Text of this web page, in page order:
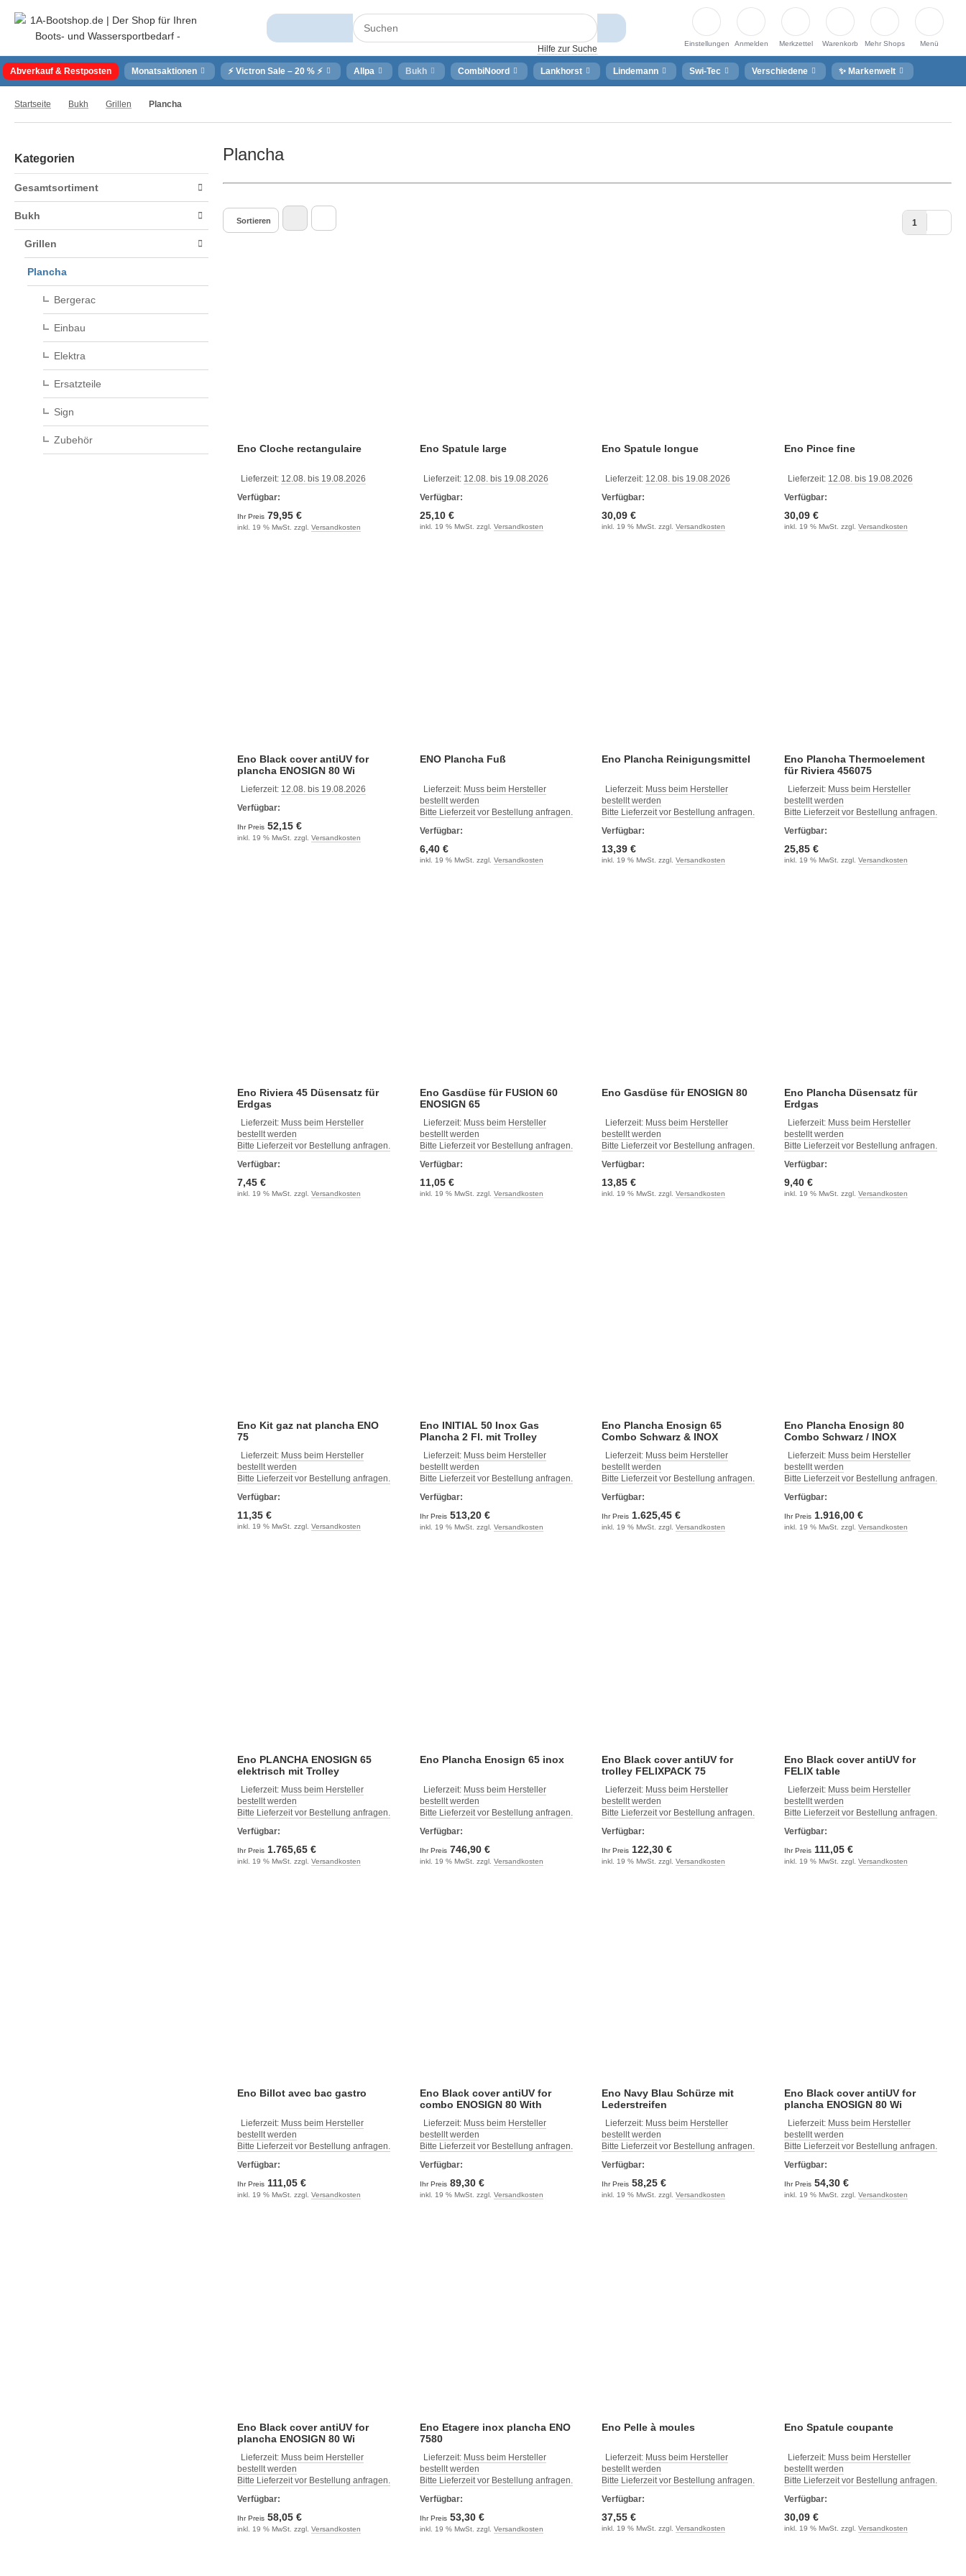
Hilfe zur Suche Einstellungen Anmelden Merkzettel Warenkorb Mehr Shops Menü
Abverkauf & Restposten Monatsaktionen ⚡ Victron Sale – 20 % ⚡ Allpa Bukh CombiNoord Lankhorst Lindemann Swi-Tec Verschiedene ✨ Markenwelt
Startseite Bukh Grillen Plancha
Kategorien
Gesamtsortiment
Bukh
Grillen
Plancha
Bergerac
Einbau
Elektra
Ersatzteile
Sign
Zubehör
Plancha
Sortieren 1
Eno Cloche rectangulaire
Lieferzeit: 12.08. bis 19.08.2026
Verfügbar:
Ihr Preis 79,95 €
inkl. 19 % MwSt. zzgl. Versandkosten
Eno Spatule large
Lieferzeit: 12.08. bis 19.08.2026
Verfügbar:
25,10 €
inkl. 19 % MwSt. zzgl. Versandkosten
Eno Spatule longue
Lieferzeit: 12.08. bis 19.08.2026
Verfügbar:
30,09 €
inkl. 19 % MwSt. zzgl. Versandkosten
Eno Pince fine
Lieferzeit: 12.08. bis 19.08.2026
Verfügbar:
30,09 €
inkl. 19 % MwSt. zzgl. Versandkosten
Eno Black cover antiUV for
plancha ENOSIGN 80 Wi
Lieferzeit: 12.08. bis 19.08.2026
Verfügbar:
Ihr Preis 52,15 €
inkl. 19 % MwSt. zzgl. Versandkosten
ENO Plancha Fuß
Lieferzeit: Muss beim Hersteller
bestellt werden
Bitte Lieferzeit vor Bestellung anfragen.
Verfügbar:
6,40 €
inkl. 19 % MwSt. zzgl. Versandkosten
Eno Plancha Reinigungsmittel
Lieferzeit: Muss beim Hersteller
bestellt werden
Bitte Lieferzeit vor Bestellung anfragen.
Verfügbar:
13,39 €
inkl. 19 % MwSt. zzgl. Versandkosten
Eno Plancha Thermoelement
für Riviera 456075
Lieferzeit: Muss beim Hersteller
bestellt werden
Bitte Lieferzeit vor Bestellung anfragen.
Verfügbar:
25,85 €
inkl. 19 % MwSt. zzgl. Versandkosten
Eno Riviera 45 Düsensatz für
Erdgas
Lieferzeit: Muss beim Hersteller
bestellt werden
Bitte Lieferzeit vor Bestellung anfragen.
Verfügbar:
7,45 €
inkl. 19 % MwSt. zzgl. Versandkosten
Eno Gasdüse für FUSION 60
ENOSIGN 65
Lieferzeit: Muss beim Hersteller
bestellt werden
Bitte Lieferzeit vor Bestellung anfragen.
Verfügbar:
11,05 €
inkl. 19 % MwSt. zzgl. Versandkosten
Eno Gasdüse für ENOSIGN 80
Lieferzeit: Muss beim Hersteller
bestellt werden
Bitte Lieferzeit vor Bestellung anfragen.
Verfügbar:
13,85 €
inkl. 19 % MwSt. zzgl. Versandkosten
Eno Plancha Düsensatz für
Erdgas
Lieferzeit: Muss beim Hersteller
bestellt werden
Bitte Lieferzeit vor Bestellung anfragen.
Verfügbar:
9,40 €
inkl. 19 % MwSt. zzgl. Versandkosten
Eno Kit gaz nat plancha ENO
75
Lieferzeit: Muss beim Hersteller
bestellt werden
Bitte Lieferzeit vor Bestellung anfragen.
Verfügbar:
11,35 €
inkl. 19 % MwSt. zzgl. Versandkosten
Eno INITIAL 50 Inox Gas
Plancha 2 Fl. mit Trolley
Lieferzeit: Muss beim Hersteller
bestellt werden
Bitte Lieferzeit vor Bestellung anfragen.
Verfügbar:
Ihr Preis 513,20 €
inkl. 19 % MwSt. zzgl. Versandkosten
Eno Plancha Enosign 65
Combo Schwarz & INOX
Lieferzeit: Muss beim Hersteller
bestellt werden
Bitte Lieferzeit vor Bestellung anfragen.
Verfügbar:
Ihr Preis 1.625,45 €
inkl. 19 % MwSt. zzgl. Versandkosten
Eno Plancha Enosign 80
Combo Schwarz / INOX
Lieferzeit: Muss beim Hersteller
bestellt werden
Bitte Lieferzeit vor Bestellung anfragen.
Verfügbar:
Ihr Preis 1.916,00 €
inkl. 19 % MwSt. zzgl. Versandkosten
Eno PLANCHA ENOSIGN 65
elektrisch mit Trolley
Lieferzeit: Muss beim Hersteller
bestellt werden
Bitte Lieferzeit vor Bestellung anfragen.
Verfügbar:
Ihr Preis 1.765,65 €
inkl. 19 % MwSt. zzgl. Versandkosten
Eno Plancha Enosign 65 inox
Lieferzeit: Muss beim Hersteller
bestellt werden
Bitte Lieferzeit vor Bestellung anfragen.
Verfügbar:
Ihr Preis 746,90 €
inkl. 19 % MwSt. zzgl. Versandkosten
Eno Black cover antiUV for
trolley FELIXPACK 75
Lieferzeit: Muss beim Hersteller
bestellt werden
Bitte Lieferzeit vor Bestellung anfragen.
Verfügbar:
Ihr Preis 122,30 €
inkl. 19 % MwSt. zzgl. Versandkosten
Eno Black cover antiUV for
FELIX table
Lieferzeit: Muss beim Hersteller
bestellt werden
Bitte Lieferzeit vor Bestellung anfragen.
Verfügbar:
Ihr Preis 111,05 €
inkl. 19 % MwSt. zzgl. Versandkosten
Eno Billot avec bac gastro
Lieferzeit: Muss beim Hersteller
bestellt werden
Bitte Lieferzeit vor Bestellung anfragen.
Verfügbar:
Ihr Preis 111,05 €
inkl. 19 % MwSt. zzgl. Versandkosten
Eno Black cover antiUV for
combo ENOSIGN 80 With
Lieferzeit: Muss beim Hersteller
bestellt werden
Bitte Lieferzeit vor Bestellung anfragen.
Verfügbar:
Ihr Preis 89,30 €
inkl. 19 % MwSt. zzgl. Versandkosten
Eno Navy Blau Schürze mit
Lederstreifen
Lieferzeit: Muss beim Hersteller
bestellt werden
Bitte Lieferzeit vor Bestellung anfragen.
Verfügbar:
Ihr Preis 58,25 €
inkl. 19 % MwSt. zzgl. Versandkosten
Eno Black cover antiUV for
plancha ENOSIGN 80 Wi
Lieferzeit: Muss beim Hersteller
bestellt werden
Bitte Lieferzeit vor Bestellung anfragen.
Verfügbar:
Ihr Preis 54,30 €
inkl. 19 % MwSt. zzgl. Versandkosten
Eno Black cover antiUV for
plancha ENOSIGN 80 Wi
Lieferzeit: Muss beim Hersteller
bestellt werden
Bitte Lieferzeit vor Bestellung anfragen.
Verfügbar:
Ihr Preis 58,05 €
inkl. 19 % MwSt. zzgl. Versandkosten
Eno Etagere inox plancha ENO
7580
Lieferzeit: Muss beim Hersteller
bestellt werden
Bitte Lieferzeit vor Bestellung anfragen.
Verfügbar:
Ihr Preis 53,30 €
inkl. 19 % MwSt. zzgl. Versandkosten
Eno Pelle à moules
Lieferzeit: Muss beim Hersteller
bestellt werden
Bitte Lieferzeit vor Bestellung anfragen.
Verfügbar:
37,55 €
inkl. 19 % MwSt. zzgl. Versandkosten
Eno Spatule coupante
Lieferzeit: Muss beim Hersteller
bestellt werden
Bitte Lieferzeit vor Bestellung anfragen.
Verfügbar:
30,09 €
inkl. 19 % MwSt. zzgl. Versandkosten